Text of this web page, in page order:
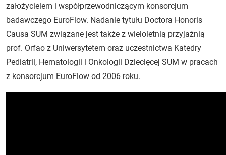
założycielem i współprzewodniczącym konsorcjum
badawczego EuroFlow. Nadanie tytułu Doctora Honoris
Causa SUM związane jest także z wieloletnią przyjaźnią
prof. Orfao z Uniwersytetem oraz uczestnictwa Katedry
Pediatrii, Hematologii i Onkologii Dziecięcej SUM w pracach
z konsorcjum EuroFlow od 2006 roku.